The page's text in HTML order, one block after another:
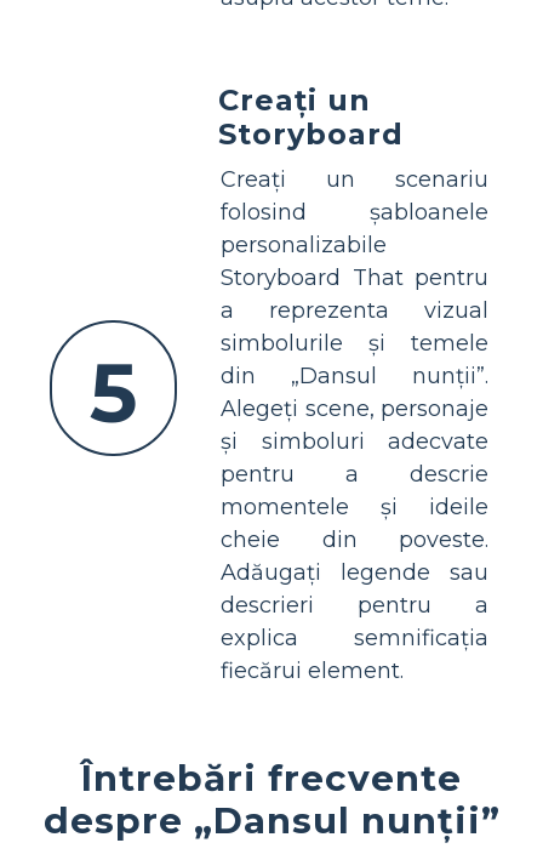
5
Creați un
Storyboard
Creați un scenariu
folosind șabloanele
personalizabile
Storyboard That pentru
a reprezenta vizual
simbolurile și temele
din „Dansul nunții”.
Alegeți scene, personaje
și simboluri adecvate
pentru a descrie
momentele și ideile
cheie din poveste.
Adăugați legende sau
descrieri pentru a
explica semnificația
fiecărui element.
Întrebări frecvente
despre „Dansul nunții”